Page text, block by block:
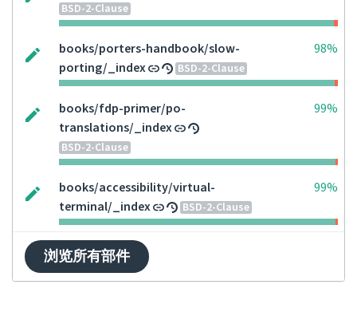
BSD-2-Clause
books/porters-handbook/slow-
porting/_index
BSD-2-Clause
98%
books/fdp-primer/po-
translations/_index
BSD-2-Clause
99%
books/accessibility/virtual-
terminal/_index
BSD-2-Clause
99%
浏览所有部件